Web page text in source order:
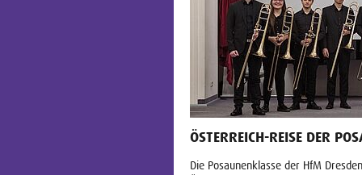
ÖSTERREICH-REISE DER
Die Posaunenklasse der HfM